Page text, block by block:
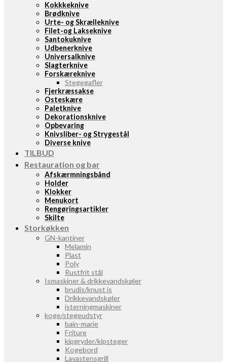
Kokkkeknive
Brødknive
Urte- og Skrælleknive
Filet-og Lakseknive
Santokuknive
Udbenerknive
Universalknive
Slagterknive
Forskæreknive
Stegegafler
Fjerkræssakse
Osteskære
Paletknive
Dekorationsknive
Opbevaring
Knivsliber- og Strygestål
Diverse knive
TILBUD
Restauration og bar
Afskærmningsbånd
Holder
Klokker
Menukort
Rengøringsartikler
Skilte
Storkøkken
GN-kantiner
Melamin
Plast
Poly
Rustfrit stål
Ismaskiner & drikkevandskøler
brudis/knust is
Drikkevandskøler
isterningmaskiner
koge/stegeudstyr
bain-marie
Friture
kipgryder/kipsteger
Kogebord
Lavastensgrill